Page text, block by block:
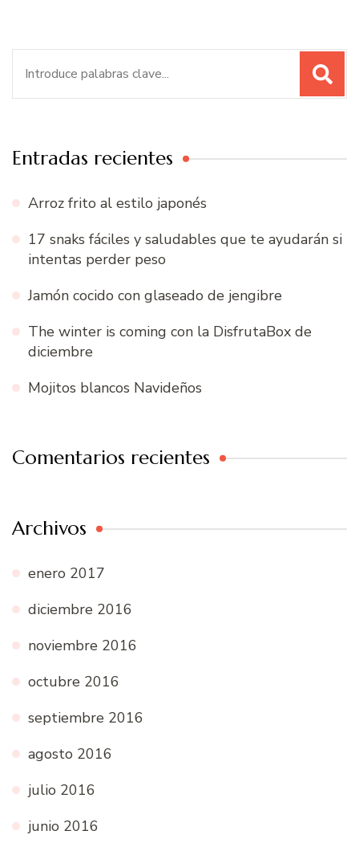
Entradas recientes
Arroz frito al estilo japonés
17 snaks fáciles y saludables que te ayudarán si
intentas perder peso
Jamón cocido con glaseado de jengibre
The winter is coming con la DisfrutaBox de
diciembre
Mojitos blancos Navideños
Comentarios recientes
Archivos
enero 2017
diciembre 2016
noviembre 2016
octubre 2016
septiembre 2016
agosto 2016
julio 2016
junio 2016